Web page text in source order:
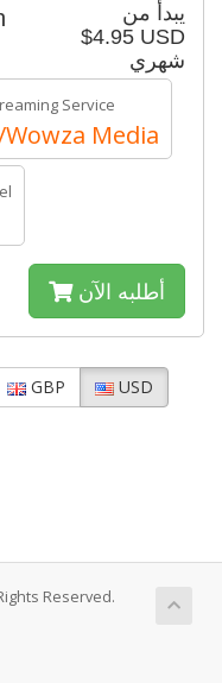
يبدأ من
$4.95 USD
شهري
Service
Wowza Media
أطلبه الآن
GBP USD
Reserved.